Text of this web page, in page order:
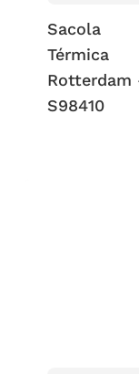
Sacola
Térmica
Rotterdam
S98410